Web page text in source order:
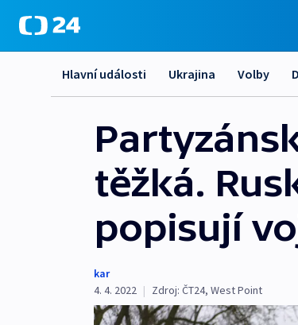
Hlavní události Ukrajina Volby
těžká.
popisují
kar
4. 4. 2022 | Zdroj: ČT24, West Point